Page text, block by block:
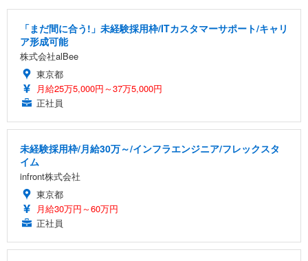
「まだ間に合う!」未経験採用枠/ITカスタマーサポート/キャリ
ア形成可能
株式会社alBee
東京都
月給25万5,000円～37万5,000円
正社員
未経験採用枠/月給30万～/インフラエンジニア/フレックスタ
イム
infront株式会社
東京都
月給30万円～60万円
正社員